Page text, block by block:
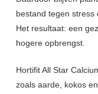
bestand tegen stress
Het resultaat: een
hogere opbrengst.
Hortifit All Star
zoals aarde, kokos